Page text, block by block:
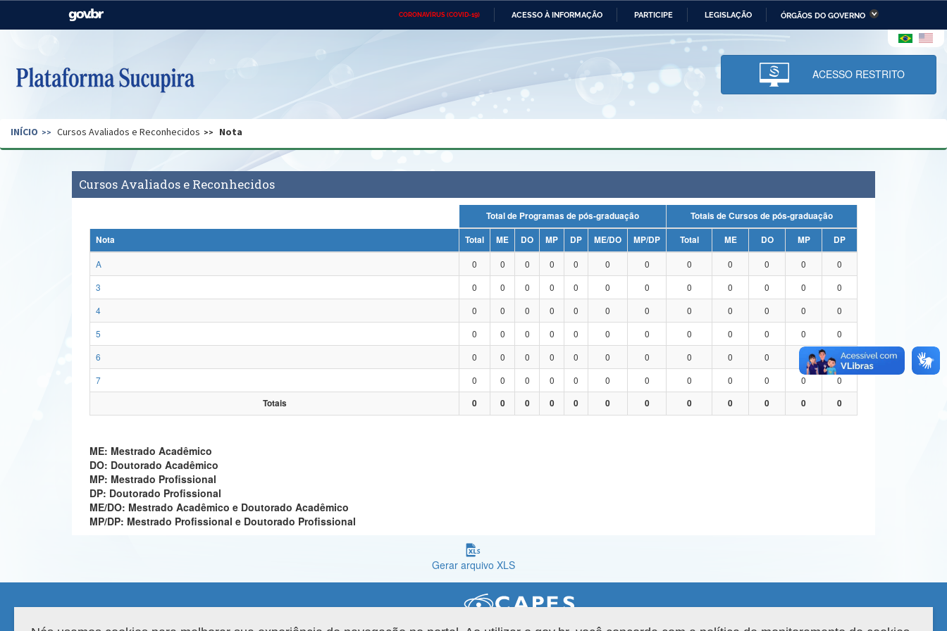
CORONAVÍRUS (COVID-19) ACESSO À INFORMAÇÃO PARTICIPE LEGISLAÇÃO ÓRGÃOS DO GOVERNO
Casa Civil Ministério das Relações Ministério da Economia Ministério da Infraestrutura
Pecuária e Abastecimento
Ministério da Ciência,
Tecnologia, Inovações e
Comunicações
Ministério do Desenvolvimento
Regional e dos Direitos Humanos
Secretaria de Governo Gabinete de Segurança Advocacia-Geral da União Banco Central do Brasil Planalto
ACESSO RESTRITO
INÍCIO Cursos Avaliados e Reconhecidos Nota
Cursos Avaliados e Reconhecidos
Total de Programas de pós-graduação
Totais de Cursos de pós-graduação
Nota
Total ME DO MP DP ME/DO MP/DP Total ME DO MP
DP
A
0 0 0 0 0 0 0 0 0 0 0
0
3
0 0 0 0 0 0 0 0 0 0 0
0
4
0 0 0 0 0 0 0 0 0 0 0
0
5
0 0 0 0 0 0 0 0 0 0 0
0
6
0 0 0 0 0 0 0 0 0 0
0
7
0 0 0 0 0 0 0 0 0 0 0
0
Totais
0 0 0 0 0 0 0 0 0 0 0 0
ME: Mestrado Acadêmico
DO: Doutorado Acadêmico
MP: Mestrado Profissional
DP: Doutorado Profissional
ME/DO: Mestrado Acadêmico e Doutorado Acadêmico
MP/DP: Mestrado Profissional e Doutorado Profissional
Gerar arquivo XLS